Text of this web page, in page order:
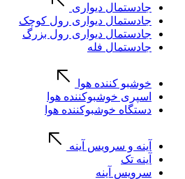
جادستمال دیواری
جادستمال دیواری رول کوچک
جادستمال دیواری رول بزرگ
جادستمال فله
خوشبو کننده هوا
اسپری خوشبوکننده هوا
دستگاه خوشبوکننده هوا
آینه و سرویس آینه
آینه تک
سرویس آینه